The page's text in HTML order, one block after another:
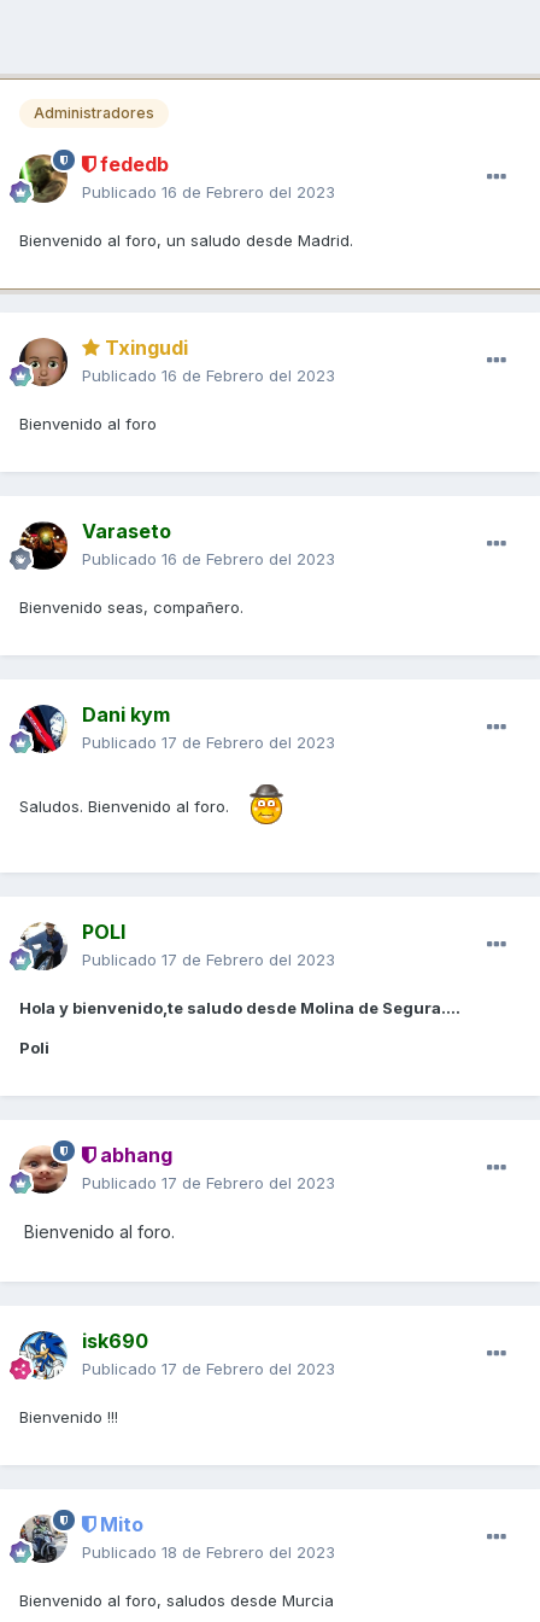
Administradores
fededb
Publicado 16 de Febrero del 2023
Bienvenido al foro, un saludo desde Madrid.
Txingudi
Publicado 16 de Febrero del 2023
Bienvenido al foro
Varaseto
Publicado 16 de Febrero del 2023
Bienvenido seas, compañero.
Dani kym
Publicado 17 de Febrero del 2023
Saludos. Bienvenido al foro.
POLI
Publicado 17 de Febrero del 2023
Hola y bienvenido,te saludo desde Molina de Segura....
Poli
abhang
Publicado 17 de Febrero del 2023
Bienvenido al foro.
isk690
Publicado 17 de Febrero del 2023
Bienvenido !!!
Mito
Publicado 18 de Febrero del 2023
Bienvenido al foro, saludos desde Murcia